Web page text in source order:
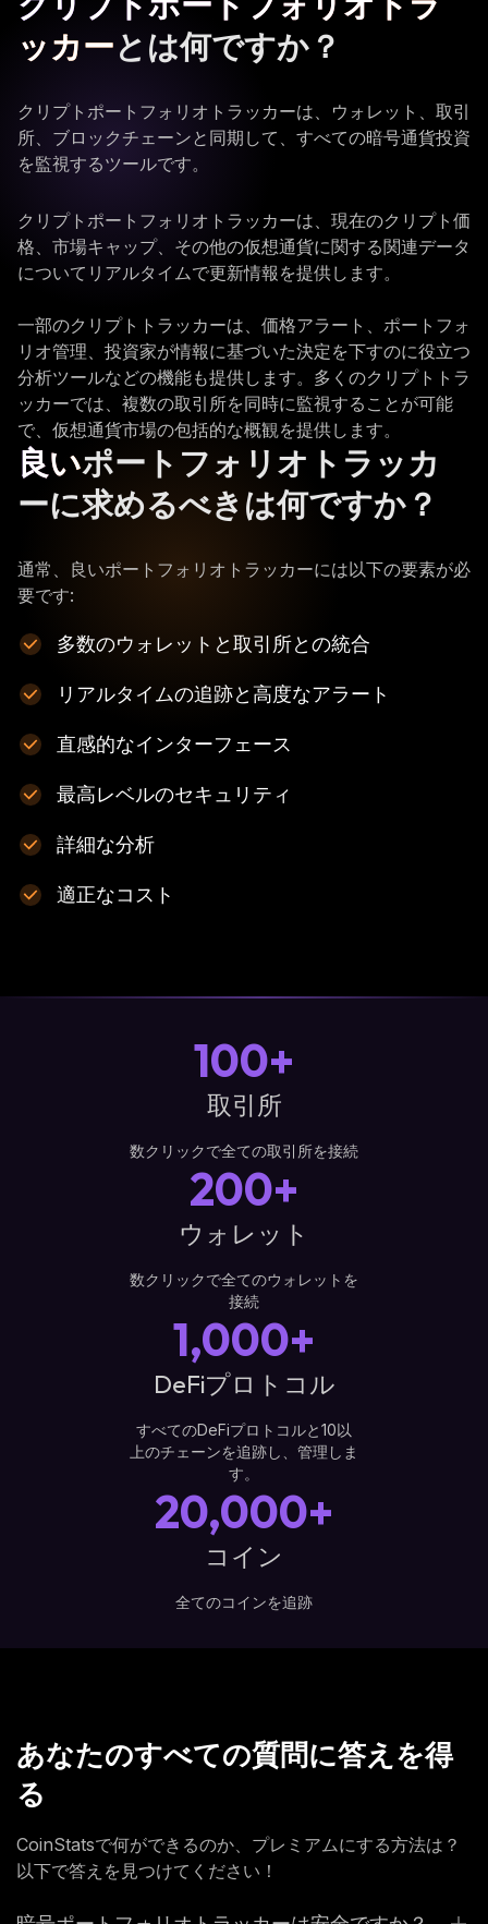
ッカーとは何ですか？
クリプトポートフォリオトラッカーは、ウォレット、取引
所、ブロックチェーンと同期して、すべての暗号通貨投資
を監視するツールです。
クリプトポートフォリオトラッカーは、現在のクリプト価
格、市場キャップ、その他の仮想通貨に関する関連データ
についてリアルタイムで更新情報を提供します。
一部のクリプトトラッカーは、価格アラート、ポートフォ
リオ管理、投資家が情報に基づいた決定を下すのに役立つ
分析ツールなどの機能も提供します。多くのクリプトトラ
ッカーでは、複数の取引所を同時に監視することが可能
で、仮想通貨市場の包括的な概観を提供します。
良いポートフォリオトラッカ
ーに求めるべきは何ですか？
通常、良いポートフォリオトラッカーには以下の要素が必
要です:
多数のウォレットと取引所との統合
リアルタイムの追跡と高度なアラート
直感的なインターフェース
最高レベルのセキュリティ
詳細な分析
適正なコスト
100+
取引所
数クリックで全ての取引所を接続
200+
ウォレット
数クリックで全てのウォレットを
接続
1,000+
DeFiプロトコル
すべてのDeFiプロトコルと10以
上のチェーンを追跡し、管理しま
す。
20,000+
コイン
全てのコインを追跡
あなたのすべての質問に答えを得
る
CoinStatsで何ができるのか、プレミアムにする方法は？
以下で答えを見つけてください！